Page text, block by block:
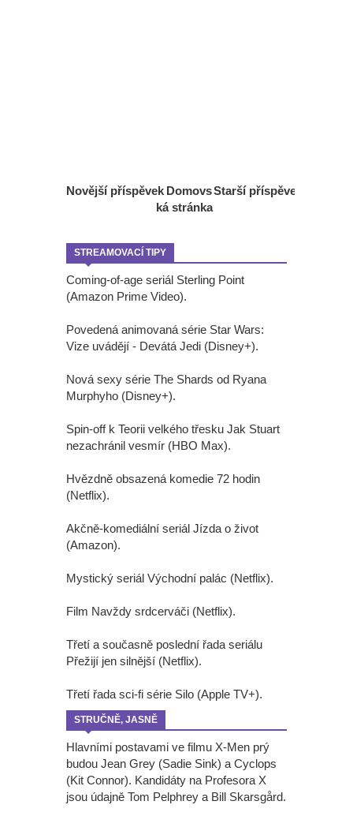
Novější příspěvek Starší příspěvek
Domovs
ká stránka
STREAMOVACÍ TIPY
Coming-of-age seriál Sterling Point
(Amazon Prime Video).
Povedená animovaná série Star Wars:
Vize uvádějí - Devátá Jedi (Disney+).
Nová sexy série The Shards od Ryana
Murphyho (Disney+).
Spin-off k Teorii velkého třesku Jak Stuart
nezachránil vesmír (HBO Max).
Hvězdně obsazená komedie 72 hodin
(Netflix).
Akčně-komediální seriál Jízda o život
(Amazon).
Mystický seriál Východní palác (Netflix).
Film Navždy srdcerváči (Netflix).
Třetí a současně poslední řada seriálu
Přežijí jen silnější (Netflix).
Třetí řada sci-fi série Silo (Apple TV+).
STRUČNĚ, JASNĚ
Hlavními postavami ve filmu X-Men prý
budou Jean Grey (Sadie Sink) a Cyclops
(Kit Connor). Kandidáty na Profesora X
jsou údajně Tom Pelphrey a Bill Skarsgård.